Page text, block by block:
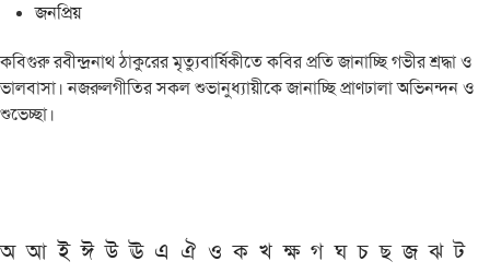
জনপ্রিয়
কবিগুরু রবীন্দ্রনাথ ঠাকুরের মৃত্যুবার্ষিকীতে কবির প্রতি জানাচ্ছি গভীর শ্রদ্ধা ও
ভালবাসা। নজরুলগীতির সকল শুভানুধ্যায়ীকে জানাচ্ছি প্রাণঢালা অভিনন্দন ও
শুভেচ্ছা।
অ আ ই ঈ উ ঊ এ ঐ ও ক খ ক্ষ গ ঘ চ ছ জ ঝ ট